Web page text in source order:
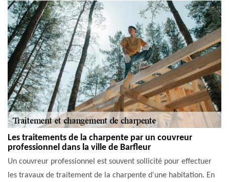
Les traitements de la charpente par un couvreur
professionnel dans la ville de Barfleur
Un couvreur professionnel est souvent sollicité pour effectuer
les travaux de traitement de la charpente d'une habitation. En